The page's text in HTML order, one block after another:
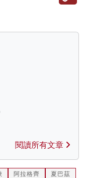
閱讀所有文章
阿拉格齊 夏巴茲